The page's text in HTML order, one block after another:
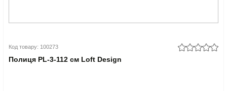
Код товару: 100273
Полиця PL-3-112 см Loft Design